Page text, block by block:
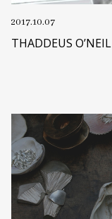
2017.10.07
THADDEUS O’NEIL